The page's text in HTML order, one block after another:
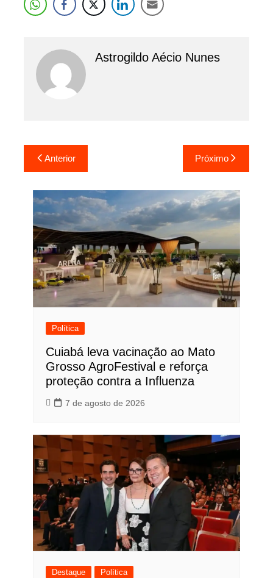
Astrogildo Aécio Nunes
Navegação
de
Post
Anterior Próximo
Política
Cuiabá leva vacinação ao Mato
Grosso AgroFestival e reforça
proteção contra a Influenza
7 de agosto de 2026
Destaque Política